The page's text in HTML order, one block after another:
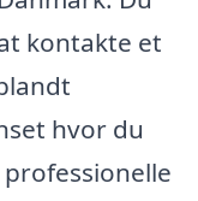
kontakte et
hvor du